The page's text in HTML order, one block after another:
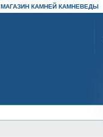
МАГАЗИН КАМНЕЙ КАМНЕВЕДЫ